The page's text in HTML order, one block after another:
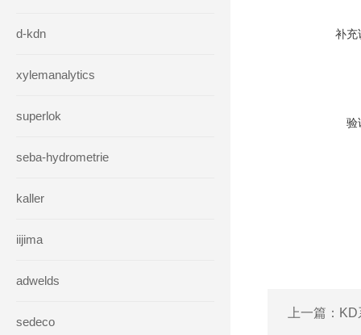
d-kdn
xylemanalytics
superlok
seba-hydrometrie
kaller
iijima
adwelds
sedeco
补充
验
上一篇： KD